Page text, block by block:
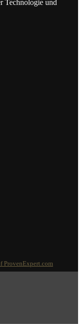
Technologie und
ProvenExpert.com